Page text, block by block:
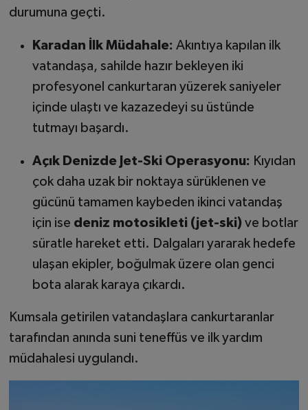
durumuna geçti.
Karadan İlk Müdahale: Akıntıya kapılan ilk
vatandaşa, sahilde hazır bekleyen iki
profesyonel cankurtaran yüzerek saniyeler
içinde ulaştı ve kazazedeyi su üstünde
tutmayı başardı.
Açık Denizde Jet-Ski Operasyonu: Kıyıdan
çok daha uzak bir noktaya sürüklenen ve
gücünü tamamen kaybeden ikinci vatandaş
için ise deniz motosikleti (jet-ski) ve botlar
süratle hareket etti. Dalgaları yararak hedefe
ulaşan ekipler, boğulmak üzere olan genci
bota alarak karaya çıkardı.
Kumsala getirilen vatandaşlara cankurtaranlar
tarafından anında suni teneffüs ve ilk yardım
müdahalesi uygulandı.